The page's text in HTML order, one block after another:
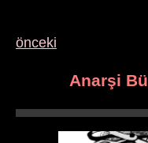
önceki
Anarşi